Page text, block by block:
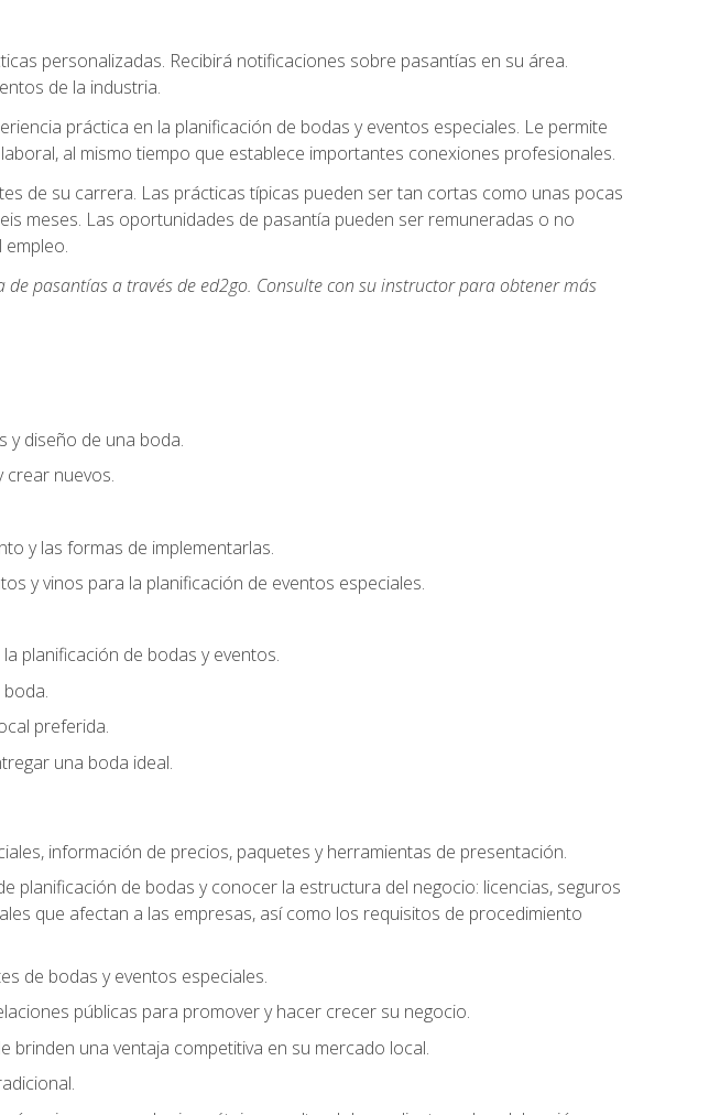
personalizadas. Recibirá notificaciones sobre pasantías en su área.
de la industria.
práctica en la planificación de bodas y eventos especiales. Le permite
al mismo tiempo que establece importantes conexiones profesionales.
de su carrera. Las prácticas típicas pueden ser tan cortas como unas pocas
meses. Las oportunidades de pasantía pueden ser remuneradas o no
pasantías a través de ed2go. Consulte con su instructor para obtener más
y diseño de una boda.
nuevos.
y las formas de implementarlas.
y vinos para la planificación de eventos especiales.
planificación de bodas y eventos.
preferida.
una boda ideal.
información de precios, paquetes y herramientas de presentación.
planificación de bodas y conocer la estructura del negocio: licencias, seguros
que afectan a las empresas, así como los requisitos de procedimiento
de bodas y eventos especiales.
públicas para promover y hacer crecer su negocio.
una ventaja competitiva en su mercado local.